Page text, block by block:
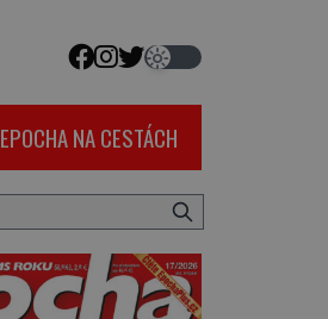
EPOCHA NA CESTÁCH